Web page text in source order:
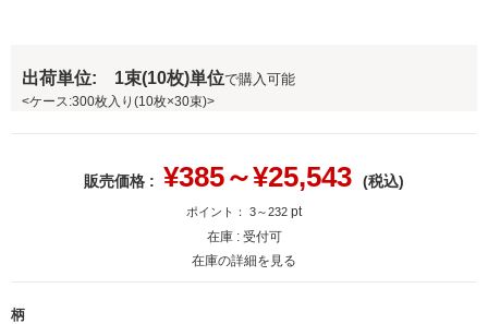
出荷単位: 1束(10枚)単位で購入可能
<ケース:300枚入り(10枚×30束)>
販売価格 : ¥385～¥25,543 (税込)
ポイント： 3～232 pt
在庫 : 受付可
在庫の詳細を見る
柄